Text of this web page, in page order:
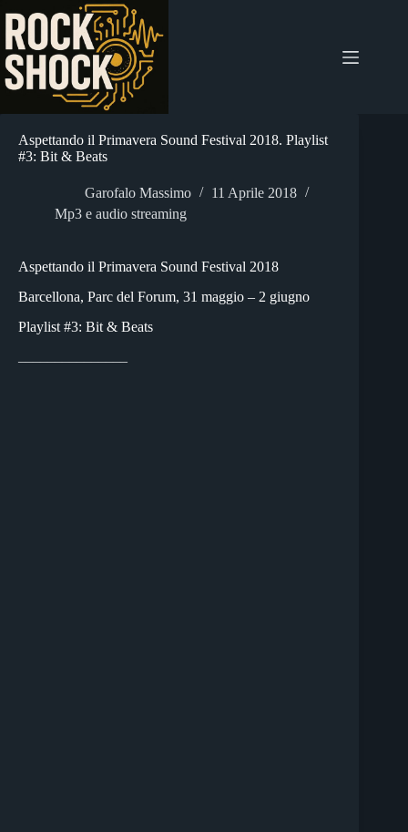
contenuto
Aspettando il Primavera Sound Festival 2018. Playlist
#3: Bit & Beats
Garofalo Massimo
11 Aprile 2018
Mp3 e audio streaming
Aspettando il Primavera Sound Festival 2018
Barcellona, Parc del Forum, 31 maggio – 2 giugno
Playlist #3: Bit & Beats